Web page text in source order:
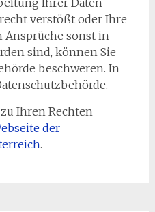
Ihrer Daten
verstößt oder Ihre
Ansprüche sonst in
sind, können Sie
beschweren. In
Ihren Rechten
der
.